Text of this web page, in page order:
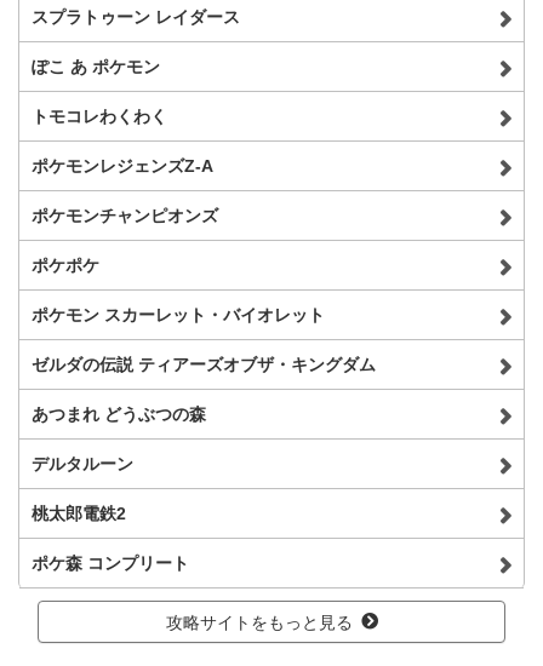
スプラトゥーン レイダース
ぽこ あ ポケモン
トモコレわくわく
ポケモンレジェンズZ-A
ポケモンチャンピオンズ
ポケポケ
ポケモン スカーレット・バイオレット
ゼルダの伝説 ティアーズオブザ・キングダム
あつまれ どうぶつの森
デルタルーン
桃太郎電鉄2
ポケ森 コンプリート
攻略サイトをもっと見る